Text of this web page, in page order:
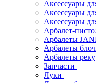
Аксессуары
Аксессуары
Аксессуары
Арбалет-
Арбалеты
Арбалеты
Арбалеты
Запчасти
Луки